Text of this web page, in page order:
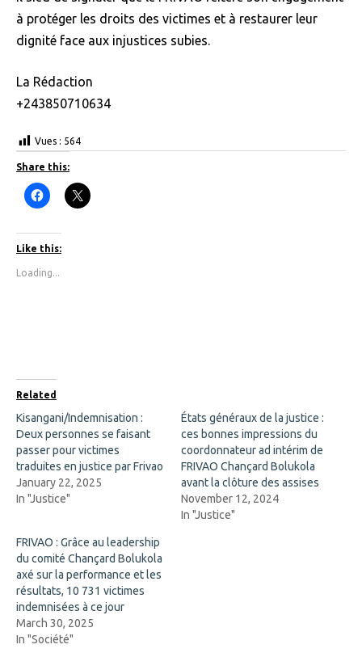
à protéger les droits des victimes et à restaurer leur
dignité face aux injustices subies.
La Rédaction
+243850710634
Vues : 564
Share this:
C
l
k
t
o
h
b
o
o
k
(
O
p
e
n
s
i
n
w
n
d
o
w
)
C
l
i
n
n
e
w
w
i
n
Like this:
Loading...
Related
Kisangani/Indemnisation :
Deux personnes se faisant
passer pour victimes
traduites en justice par Frivao
January 22, 2025
In "Justice"
États généraux de la justice :
ces bonnes impressions du
coordonnateur ad intérim de
FRIVAO Chançard Bolukola
avant la clôture des assises
November 12, 2024
In "Justice"
FRIVAO : Grâce au leadership
du comité Chançard Bolukola
axé sur la performance et les
résultats, 10 731 victimes
indemnisées à ce jour
March 30, 2025
In "Société"